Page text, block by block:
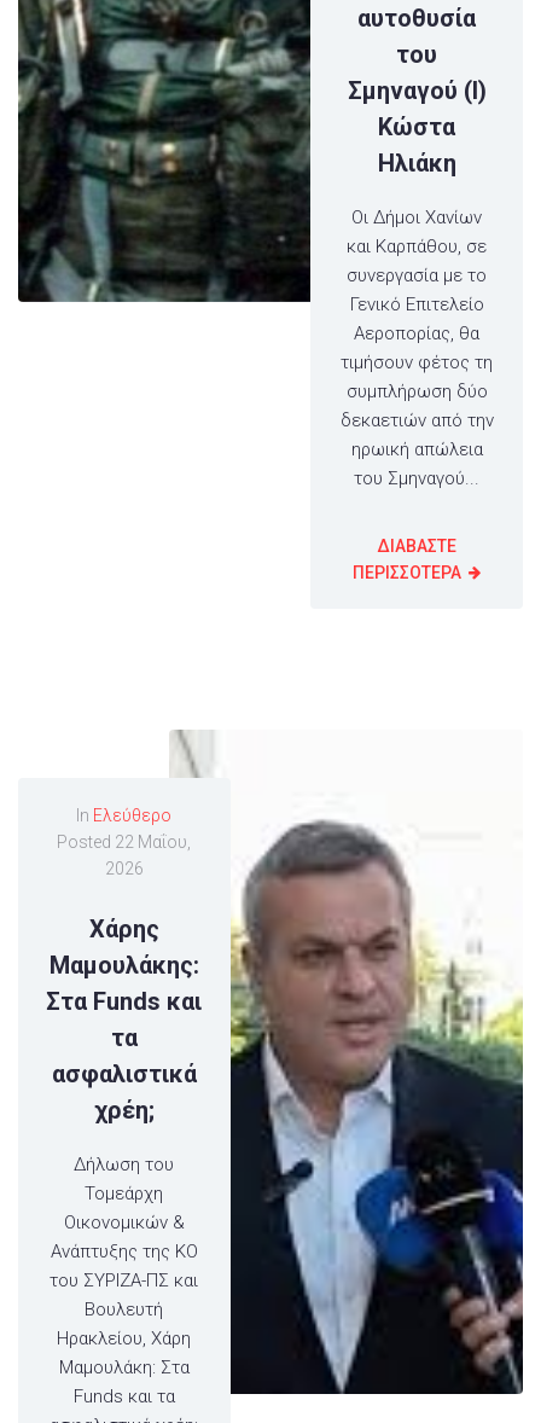
αυτοθυσία
του
Σμηναγού (Ι)
Κώστα
Ηλιάκη
Οι Δήμοι Χανίων
και Καρπάθου, σε
συνεργασία με το
Γενικό Επιτελείο
Αεροπορίας, θα
τιμήσουν φέτος τη
συμπλήρωση δύο
δεκαετιών από την
ηρωική απώλεια
του Σμηναγού...
ΔΙΑΒΑΣΤΕ
ΠΕΡΙΣΣΟΤΕΡΑ
In Ελεύθερο
Posted 22 Μαΐου,
2026
Χάρης
Μαμουλάκης:
Στα Funds και
τα
ασφαλιστικά
χρέη;
Δήλωση του
Τομεάρχη
Οικονομικών &
Ανάπτυξης της ΚΟ
του ΣΥΡΙΖΑ-ΠΣ και
Βουλευτή
Ηρακλείου, Χάρη
Μαμουλάκη: Στα
Funds και τα